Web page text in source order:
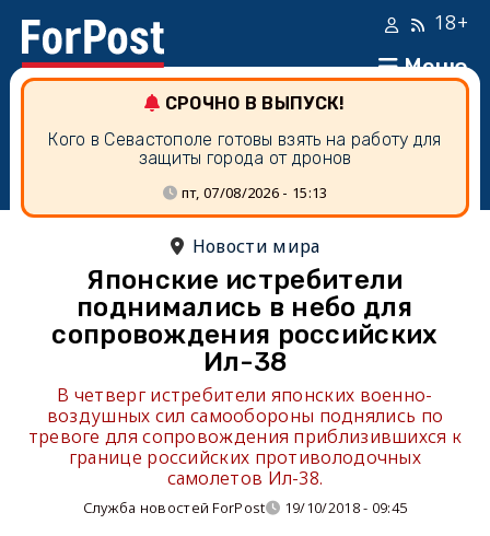
Меню
18+
СРОЧНО В ВЫПУСК!
Кого в Севастополе готовы взять на работу для
защиты города от дронов
пт, 07/08/2026 - 15:13
Новости мира
Японские истребители
поднимались в небо для
сопровождения российских
Ил-38
В четверг истребители японских военно-
воздушных сил самообороны поднялись по
тревоге для сопровождения приблизившихся к
границе российских противолодочных
самолетов Ил-38.
Служба новостей ForPost 19/10/2018 - 09:45